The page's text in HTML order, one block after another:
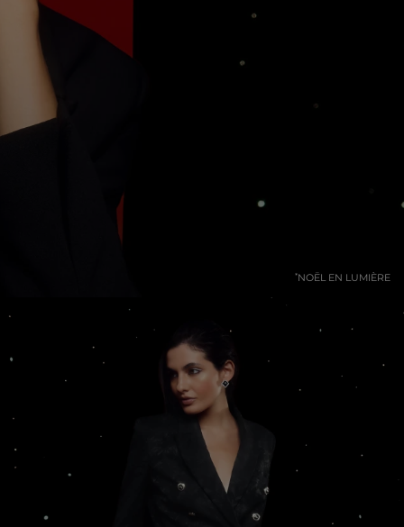
*NOËL EN LUMIÈRE